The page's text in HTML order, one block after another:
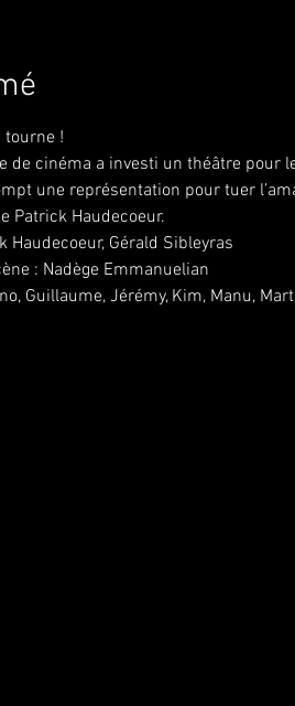
tourne !
de cinéma a investi un théâtre pour
une représentation pour tuer
Patrick Haudecoeur.
Haudecoeur, Gérald Sibleyras
: Nadège Emmanuelian
Guillaume, Jérémy, Kim, Manu,